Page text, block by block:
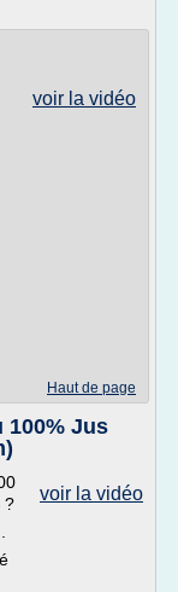
voir la vidéo
Haut de page
100% Jus
voir la vidéo
?